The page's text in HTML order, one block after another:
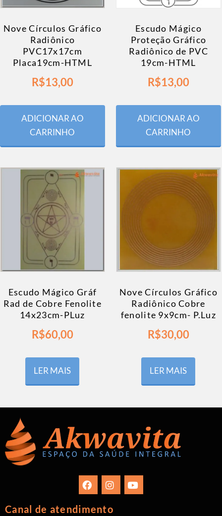
Nove Círculos Gráfico
Radiônico
PVC17x17cm
Placa19cm-HTML
R$13,00
ADICIONAR AO
CARRINHO
Escudo Mágico
Proteção Gráfico
Radiônico de PVC
19cm-HTML
R$13,00
ADICIONAR AO
CARRINHO
Escudo Mágico Gráf
Rad de Cobre Fenolite
14x23cm-PLuz
R$60,00
LER MAIS
Nove Círculos Gráfico
Radiônico Cobre
fenolite 9x9cm- P.Luz
R$30,00
LER MAIS
Canal de atendimento